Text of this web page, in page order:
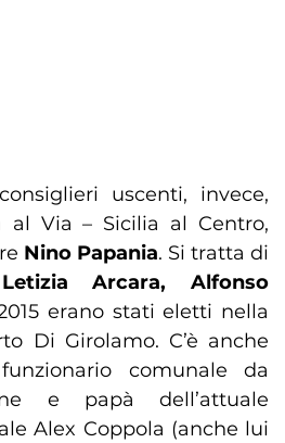
uscenti, invece,
al Via – Sicilia al Centro,
Nino Papania. Si tratta di
Arcara, Alfonso
erano stati eletti nella
Di Girolamo. C’è anche
comunale da
e papà dell’attuale
Alex Coppola (anche lui